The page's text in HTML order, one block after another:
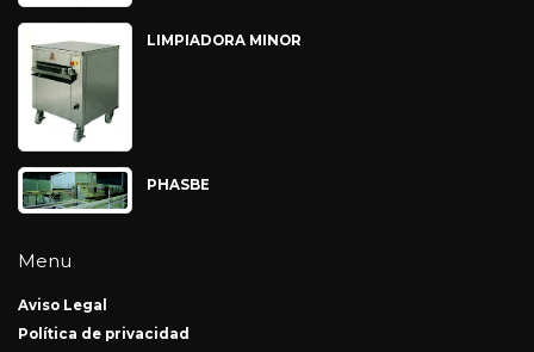
LIMPIADORA MINOR
PHASBE
Menu
Aviso Legal
Política de privacidad